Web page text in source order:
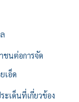
ชนต่อการจัด
เอ็ด
ะเด็นที่เกี่ยวข้อง